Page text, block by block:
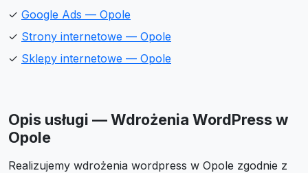
✓ Google Ads — Opole
✓ Strony internetowe — Opole
✓ Sklepy internetowe — Opole
Opis usługi — Wdrożenia WordPress w
Opole
Realizujemy wdrożenia wordpress w Opole zgodnie z